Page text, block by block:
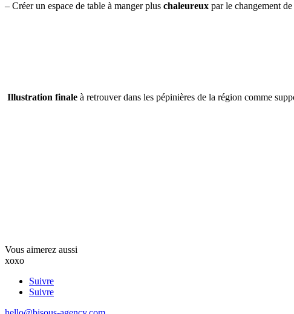
– Créer un espace de table à manger plus chaleureux par le changement
Illustration finale à retrouver dans les pépinières de la région comme
Vous aimerez aussi
xoxo
Suivre
Suivre